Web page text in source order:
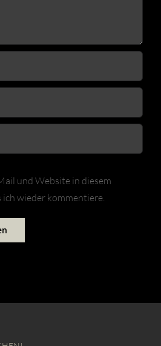
und Website in diesem
ich wieder kommentiere.